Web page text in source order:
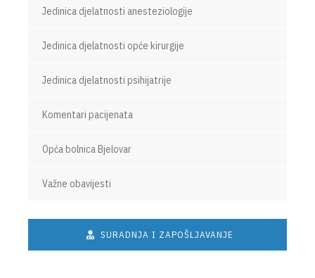
Jedinica djelatnosti anesteziologije
Jedinica djelatnosti opće kirurgije
Jedinica djelatnosti psihijatrije
Komentari pacijenata
Opća bolnica Bjelovar
Važne obavijesti
SURADNJA I ZAPOŠLJAVANJE